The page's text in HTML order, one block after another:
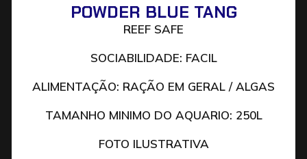
POWDER BLUE TANG
REEF SAFE
SOCIABILIDADE: FACIL
ALIMENTAÇÃO: RAÇÃO EM GERAL / ALGAS
TAMANHO MINIMO DO AQUARIO: 250L
FOTO ILUSTRATIVA